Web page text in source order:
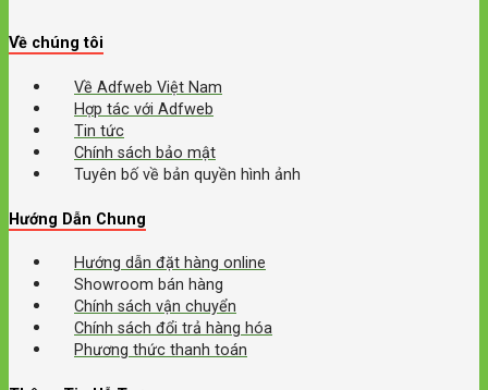
Về chúng tôi
Về Adfweb Việt Nam
Hợp tác với Adfweb
Tin tức
Chính sách bảo mật
Tuyên bố về bản quyền hình ảnh
Hướng Dẫn Chung
Hướng dẫn đặt hàng online
Showroom bán hàng
Chính sách vận chuyển
Chính sách đổi trả hàng hóa
Phương thức thanh toán